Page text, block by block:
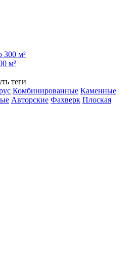
300 м²
м²
теги
Комбинированные Каменные
Авторские Фахверк Плоская